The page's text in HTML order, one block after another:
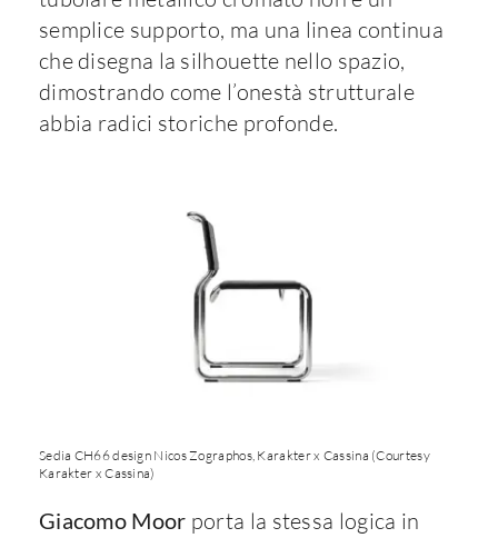
semplice supporto, ma una linea continua
che disegna la silhouette nello spazio,
dimostrando come l’onestà strutturale
abbia radici storiche profonde.
Sedia CH66 design Nicos Zographos, Karakter x Cassina (Courtesy
Karakter x Cassina)
Giacomo Moor porta la stessa logica in